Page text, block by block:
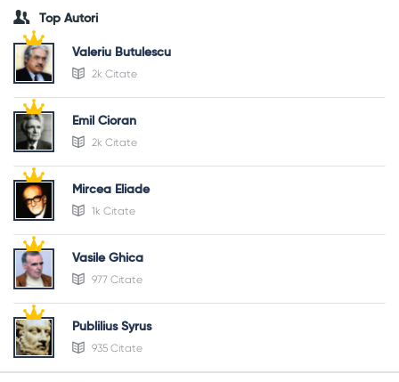
Top Autori
Valeriu Butulescu
2k Citate
Emil Cioran
2k Citate
Mircea Eliade
1k Citate
Vasile Ghica
977 Citate
Publilius Syrus
935 Citate